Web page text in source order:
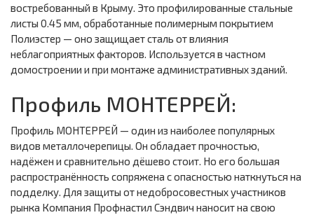
востребованный в Крыму. Это профилированные стальные
листы 0.45 мм, обработанные полимерным покрытием
Полиэстер — оно защищает сталь от влияния
неблагоприятных факторов. Используется в частном
домостроении и при монтаже административных зданий.
Профиль МОНТЕРРЕЙ:
Профиль МОНТЕРРЕЙ — один из наиболее популярных
видов металлочерепицы. Он обладает прочностью,
надёжен и сравнительно дёшево стоит. Но его большая
распространённость сопряжена с опасностью наткнуться на
подделку. Для защиты от недобросовестных участников
рынка Компания Профнастил Сэндвич наносит на свою